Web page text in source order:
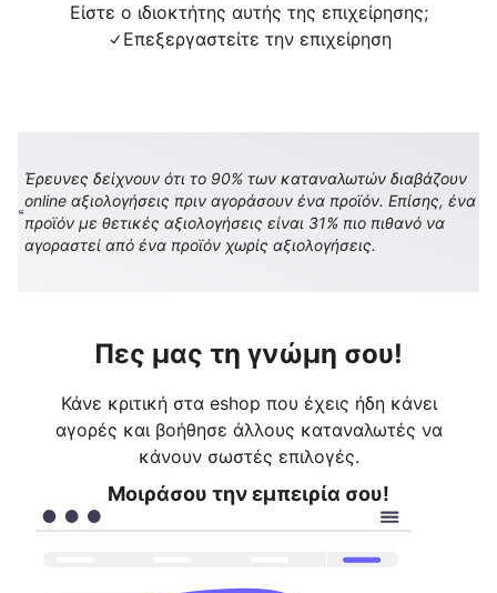
Είστε ο ιδιοκτήτης αυτής της επιχείρησης;
Επεξεργαστείτε την επιχείρηση
Έρευνες δείχνουν ότι το 90% των καταναλωτών διαβάζουν
online αξιολογήσεις πριν αγοράσουν ένα προϊόν. Επίσης, ένα
προϊόν με θετικές αξιολογήσεις είναι 31% πιο πιθανό να
αγοραστεί από ένα προϊόν χωρίς αξιολογήσεις.
Πες μας τη γνώμη σου!
Κάνε κριτική στα eshop που έχεις ήδη κάνει
αγορές και βοήθησε άλλους καταναλωτές να
κάνουν σωστές επιλογές.
Μοιράσου την εμπειρία σου!